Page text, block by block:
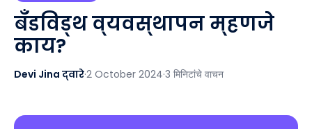
बँडविड्थ व्यवस्थापन म्हणजे
काय?
Devi Jina द्वारे·2 October 2024·3 मिनिटांचे वाचन